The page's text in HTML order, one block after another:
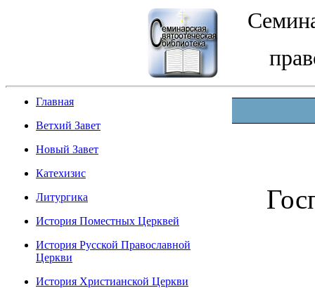
Главная
Ветхий Завет
Новый Завет
Катехизис
Литургика
История Поместных Церквей
История Русской Православной
Церкви
История Христианской Церкви